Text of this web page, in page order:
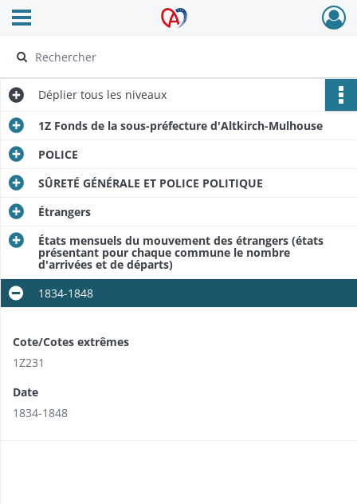
Archives Alsace - Colmar
Ouvrir le menu déroulant
Déplier tous les niveaux
1Z Fonds de la sous-préfecture d'Altkirch-Mulhouse
POLICE
SÛRETÉ GÉNÉRALE ET POLICE POLITIQUE
Étrangers
États mensuels du mouvement des étrangers (états
présentant pour chaque commune le nombre
d'arrivées et de départs)
1834-1848
Cote/Cotes extrêmes
1Z231
Date
1834-1848